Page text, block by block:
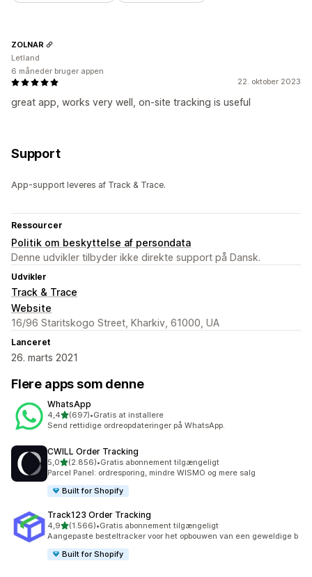
22. oktober 2023
great app, works very well, on-site tracking is useful
ZOLNAR
Letland
6 måneder bruger appen
Support
App-support leveres af Track & Trace.
Ressourcer
Politik om beskyttelse af persondata
Denne udvikler tilbyder ikke direkte support på Dansk.
Udvikler
Track & Trace
Website
16/96 Staritskogo Street, Kharkiv, 61000, UA
Lanceret
26. marts 2021
Flere apps som denne
WhatsApp
4,4ud af 5 stjerner
(697)
697 anmeldelser i alt
•Gratis at installere
Send rettidige ordreopdateringer på WhatsApp.
CWILL Order Tracking
5,0ud af 5 stjerner
(2.856)
2856 anmeldelser i alt
•Gratis abonnement tilgængeligt
Parcel Panel: ordresporing, mindre WISMO og mere salg
Built for Shopify
Track123 Order Tracking
4,9ud af 5 stjerner
(1.566)
1566 anmeldelser i alt
•Gratis abonnement tilgængeligt
Aangepaste besteltracker voor het opbouwen van een geweldige b
Built for Shopify